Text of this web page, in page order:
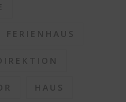
FERIENHAUS
HAUS